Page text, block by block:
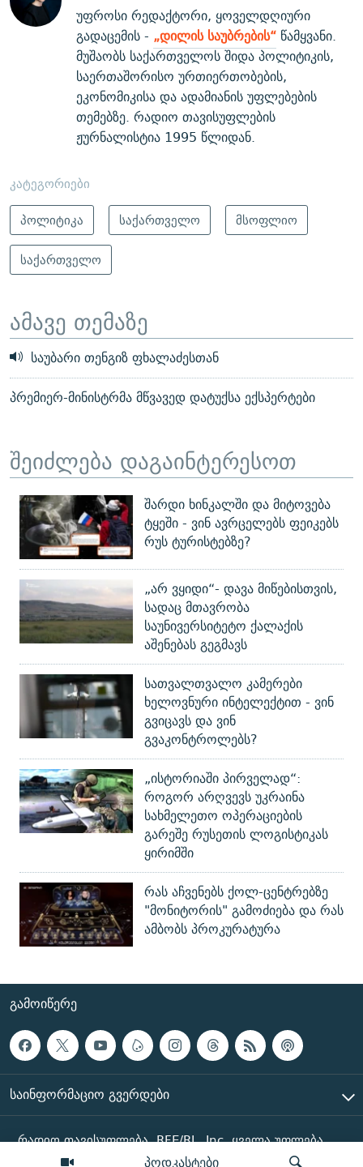
პოდკასტები
უფროსი რედაქტორი, ყოველდღიური
გადაცემის - „დილის საუბრების“ წამყვანი.
მუშაობს საქართველოს შიდა პოლიტიკის,
საერთაშორისო ურთიერთობების,
ეკონომიკისა და ადამიანის უფლებების
თემებზე. რადიო თავისუფლების
ჟურნალისტია 1995 წლიდან.
კატეგორიები
პოლიტიკა
საქართველო
მსოფლიო
საქართველო
ამავე თემაზე
საუბარი თენგიზ ფხალაძესთან
პრემიერ-მინისტრმა მწვავედ დატუქსა ექსპერტები
შეიძლება დაგაინტერესოთ
შარდი ხინკალში და მიტოვება
ტყეში - ვინ ავრცელებს ფეიკებს
რუს ტურისტებზე?
„არ ვყიდი“- დავა მიწებისთვის,
სადაც მთავრობა
საუნივერსიტეტო ქალაქის
აშენებას გეგმავს
სათვალთვალო კამერები
ხელოვნური ინტელექტით - ვინ
გვიცავს და ვინ
გვაკონტროლებს?
„ისტორიაში პირველად“:
როგორ არღვევს უკრაინა
სახმელეთო ოპერაციების
გარეშე რუსეთის ლოგისტიკას
ყირიმში
რას აჩვენებს ქოლ-ცენტრებზე
"მონიტორის" გამოძიება და რას
ამბობს პროკურატურა
ᲒᲐᲛᲝᲘᲬᲔᲠᲔ
ᲡᲐᲘᲜᲤᲝᲠᲛᲐᲪᲘᲝ ᲒᲕᲔᲠᲓᲔᲑᲘ
რადიო თავისუფლება, RFE/RL, Inc. ყველა უფლება
დაცულია